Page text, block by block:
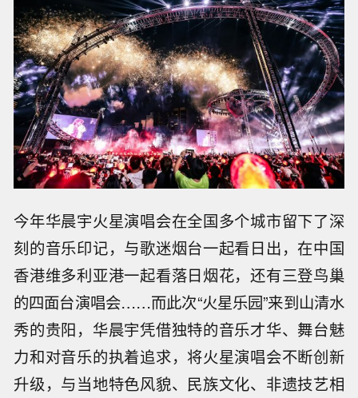
今年华晨宇火星演唱会在全国多个城市留下了深
刻的音乐印记，与歌迷烟台一起看日出，在中国
香港维多利亚港一起看落日烟花，还有三登鸟巢
的四面台演唱会……而此次“火星乐园”来到山清水
秀的贵阳，华晨宇凭借独特的音乐才华、舞台魅
力和对音乐的执着追求，将火星演唱会不断创新
升级，与当地特色风貌、民族文化、非遗技艺相